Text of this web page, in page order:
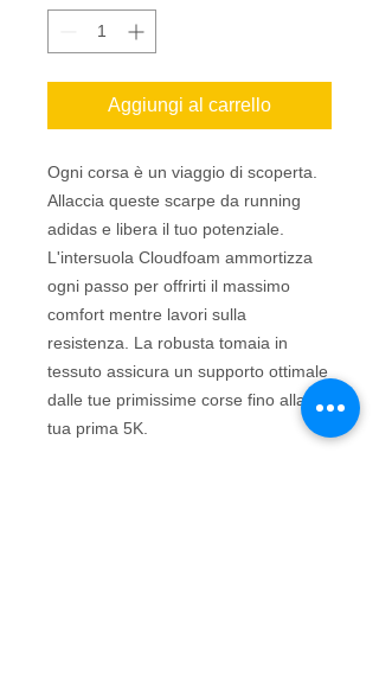
Aggiungi al carrello
Ogni corsa è un viaggio di scoperta.
Allaccia queste scarpe da running
adidas e libera il tuo potenziale.
L'intersuola Cloudfoam ammortizza
ogni passo per offrirti il massimo
comfort mentre lavori sulla
resistenza. La robusta tomaia in
tessuto assicura un supporto ottimale
dalle tue primissime corse fino alla
tua prima 5K.